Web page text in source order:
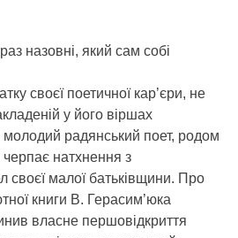
назовні, який сам собі
своєї поетичної кар’єри, не
у його віршах
молодий радянський поет, родом
натхнення з
своєї малої батьківщини. Про
книги В. Герасим’юка
власне першовідкриття